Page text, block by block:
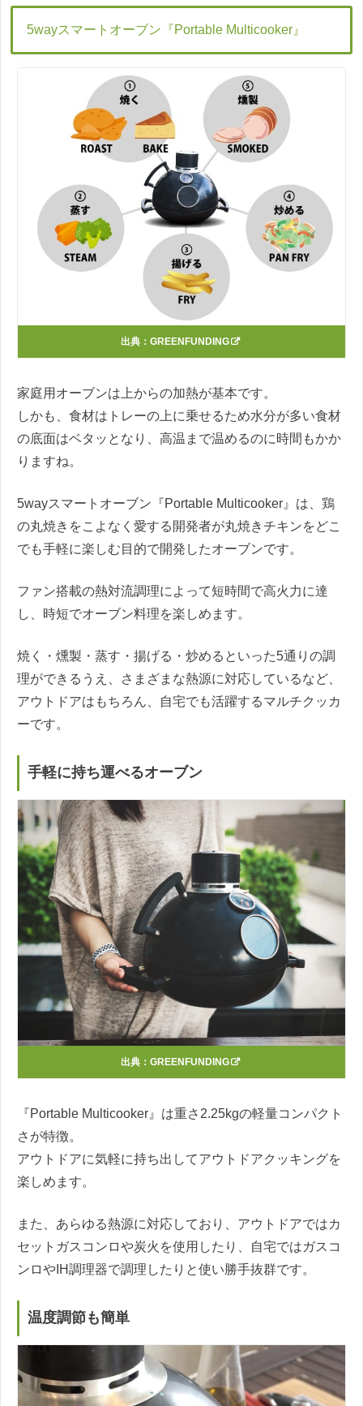
5wayスマートオーブン『Portable Multicooker』
出典： GREENFUNDING
家庭用オーブンは上からの加熱が基本です。
しかも、食材はトレーの上に乗せるため水分が多い食材
の底面はベタッとなり、高温まで温めるのに時間もかか
りますね。
5wayスマートオーブン『Portable Multicooker』は、鶏
の丸焼きをこよなく愛する開発者が丸焼きチキンをどこ
でも手軽に楽しむ目的で開発したオーブンです。
ファン搭載の熱対流調理によって短時間で高火力に達
し、時短でオーブン料理を楽しめます。
焼く・燻製・蒸す・揚げる・炒めるといった5通りの調
理ができるうえ、さまざまな熱源に対応しているなど、
アウトドアはもちろん、自宅でも活躍するマルチクッカ
ーです。
手軽に持ち運べるオーブン
出典： GREENFUNDING
『Portable Multicooker』は重さ2.25kgの軽量コンパクト
さが特徴。
アウトドアに気軽に持ち出してアウトドアクッキングを
楽しめます。
また、あらゆる熱源に対応しており、アウトドアではカ
セットガスコンロや炭火を使用したり、自宅ではガスコ
ンロやIH調理器で調理したりと使い勝手抜群です。
温度調節も簡単